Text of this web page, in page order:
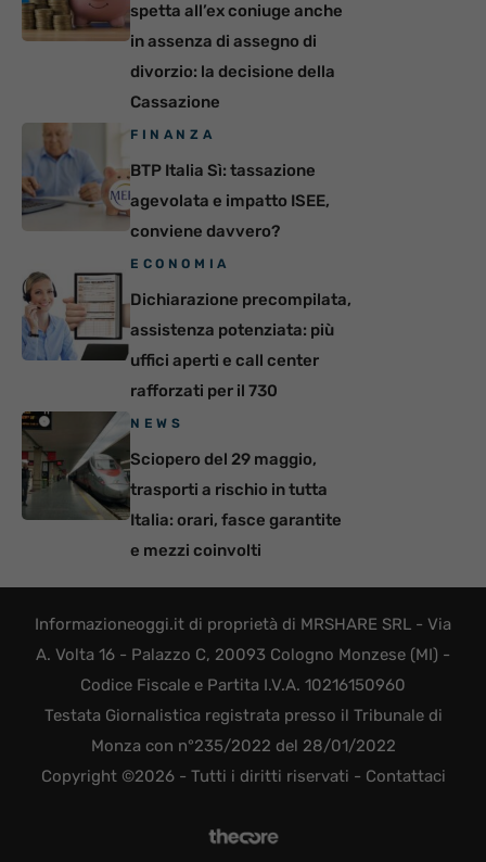
spetta all’ex coniuge anche
in assenza di assegno di
divorzio: la decisione della
Cassazione
FINANZA
BTP Italia Sì: tassazione
agevolata e impatto ISEE,
conviene davvero?
ECONOMIA
Dichiarazione precompilata,
assistenza potenziata: più
uffici aperti e call center
rafforzati per il 730
NEWS
Sciopero del 29 maggio,
trasporti a rischio in tutta
Italia: orari, fasce garantite
e mezzi coinvolti
Informazioneoggi.it di proprietà di MRSHARE SRL - Via
A. Volta 16 - Palazzo C, 20093 Cologno Monzese (MI) -
Codice Fiscale e Partita I.V.A. 10216150960
Testata Giornalistica registrata presso il Tribunale di
Monza con n°235/2022 del 28/01/2022
Copyright ©2026 - Tutti i diritti riservati - Contattaci